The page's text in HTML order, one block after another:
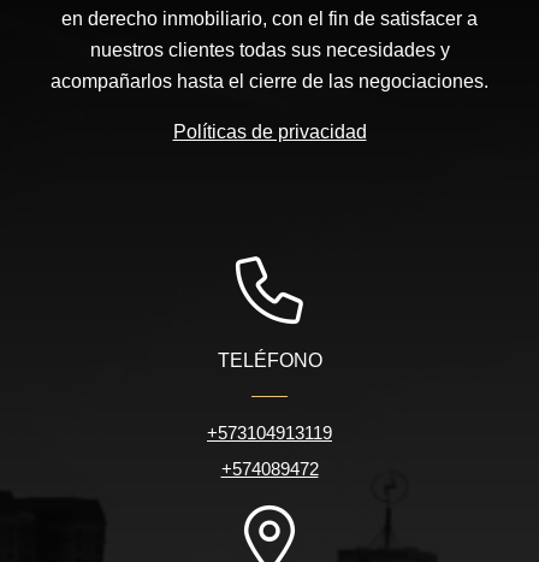
en derecho inmobiliario, con el fin de satisfacer a
nuestros clientes todas sus necesidades y
acompañarlos hasta el cierre de las negociaciones.
Políticas de privacidad
TELÉFONO
+573104913119
+574089472